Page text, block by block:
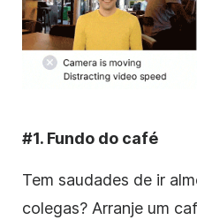
#1. Fundo do café
Tem saudades de ir
colegas? Arranje um